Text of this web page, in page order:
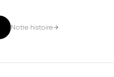
Notre histoire